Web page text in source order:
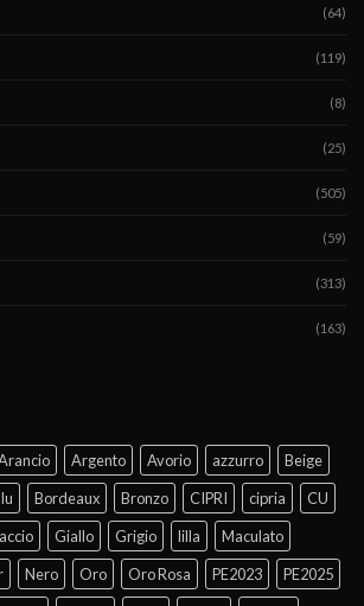
(64)
(119)
(8)
(25)
(505)
(59)
(313)
(163)
Argento Avorio azzurro
Beige
Bordeaux Bronzo CIPRI cipria
CU
Giallo Grigio lilla
Maculato
Nero Oro Oro Rosa PE2023
PE2025